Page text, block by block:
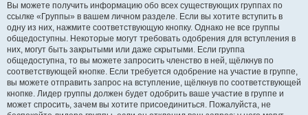
Вы можете получить информацию обо всех существующих группах по
ссылке «Группы» в вашем личном разделе. Если вы хотите вступить в
одну из них, нажмите соответствующую кнопку. Однако не все группы
общедоступны. Некоторые могут требовать одобрения для вступления в
них, могут быть закрытыми или даже скрытыми. Если группа
общедоступна, то вы можете запросить членство в ней, щёлкнув по
соответствующей кнопке. Если требуется одобрение на участие в группе,
вы можете отправить запрос на вступление, щёлкнув по соответствующей
кнопке. Лидер группы должен будет одобрить ваше участие в группе и
может спросить, зачем вы хотите присоединиться. Пожалуйста, не